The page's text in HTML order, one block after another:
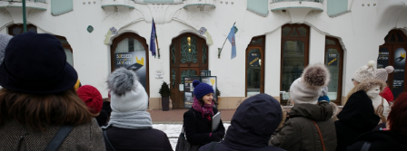
JEGYEK
ELÉRHETŐSÉG
PALOTASÉTÁK ÉS VEZETÉSEK
KÖZÉRDEKŰ ADATOK